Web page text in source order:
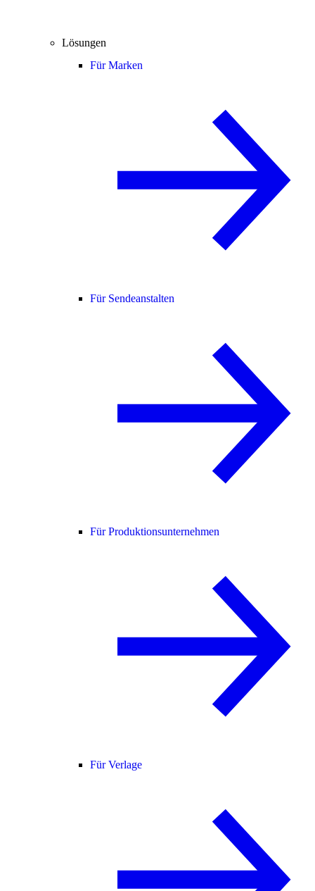
Lösungen
Für Marken
Für Sendeanstalten
Für Produktionsunternehmen
Für Verlage